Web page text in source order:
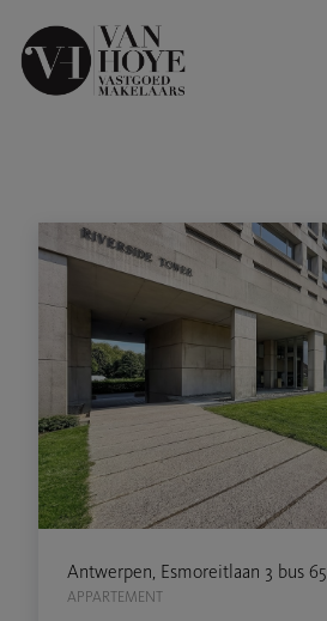
Antwerpen, Esmoreitlaan 3 bus 65
APPARTEMENT